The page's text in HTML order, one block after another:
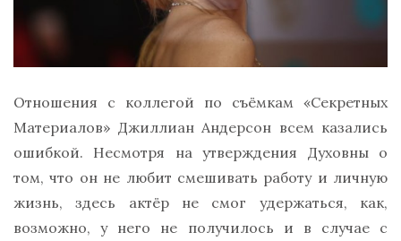
Отношения с коллегой по съёмкам «Секретных
Материалов» Джиллиан Андерсон всем казались
ошибкой. Несмотря на утверждения Духовны о
том, что он не любит смешивать работу и личную
жизнь, здесь актёр не смог удержаться, как,
возможно, у него не получилось и в случае с